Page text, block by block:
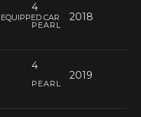
4
CAR 2018
PEARL
4
2019
PEARL